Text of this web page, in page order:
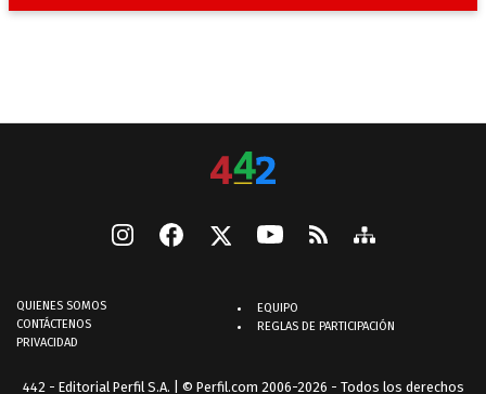
QUIENES SOMOS
CONTÁCTENOS
PRIVACIDAD
EQUIPO
REGLAS DE PARTICIPACIÓN
442 - Editorial Perfil S.A. | © Perfil.com 2006-2026 - Todos los derechos